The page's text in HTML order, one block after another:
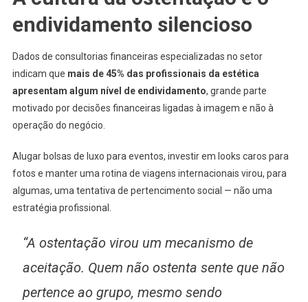
endividamento silencioso
Dados de consultorias financeiras especializadas no setor
indicam que mais de 45% das profissionais da estética
apresentam algum nível de endividamento, grande parte
motivado por decisões financeiras ligadas à imagem e não à
operação do negócio.
Alugar bolsas de luxo para eventos, investir em looks caros para
fotos e manter uma rotina de viagens internacionais virou, para
algumas, uma tentativa de pertencimento social — não uma
estratégia profissional.
“A ostentação virou um mecanismo de
aceitação. Quem não ostenta sente que não
pertence ao grupo, mesmo sendo